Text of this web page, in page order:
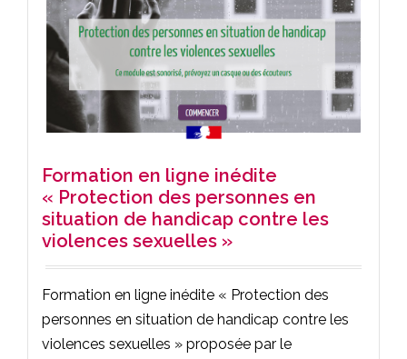
Formation en ligne inédite
« Protection des personnes en
situation de handicap contre les
violences sexuelles »
Formation en ligne inédite « Protection des
personnes en situation de handicap contre les
violences sexuelles » proposée par le